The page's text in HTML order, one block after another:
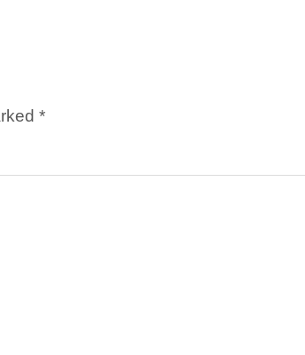
*